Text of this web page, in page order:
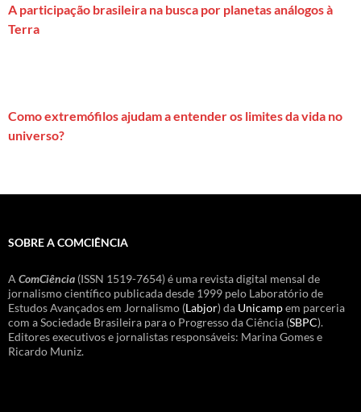
A participação brasileira na busca por planetas análogos à
Terra
Como extremófilos ajudam a entender os limites da vida no
universo?
SOBRE A COMCIÊNCIA
A ComCiência (ISSN 1519-7654) é uma revista digital mensal de
jornalismo científico publicada desde 1999 pelo Laboratório de
Estudos Avançados em Jornalismo (Labjor) da Unicampem parceria
com a Sociedade Brasileira para o Progresso da Ciência (SBPC).
Editores executivos e jornalistas responsáveis: Marina Gomes e
Ricardo Muniz.